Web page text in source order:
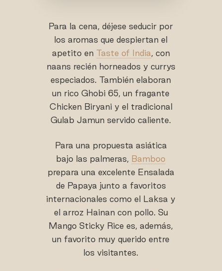
Para la cena, déjese seducir por
los aromas que despiertan el
apetito en Taste of India, con
naans recién horneados y currys
especiados. También elaboran
un rico Ghobi 65, un fragante
Chicken Biryani y el tradicional
Gulab Jamun servido caliente.
Para una propuesta asiática
bajo las palmeras, Bamboo
prepara una excelente Ensalada
de Papaya junto a favoritos
internacionales como el Laksa y
el arroz Hainan con pollo. Su
Mango Sticky Rice es, además,
un favorito muy querido entre
los visitantes.